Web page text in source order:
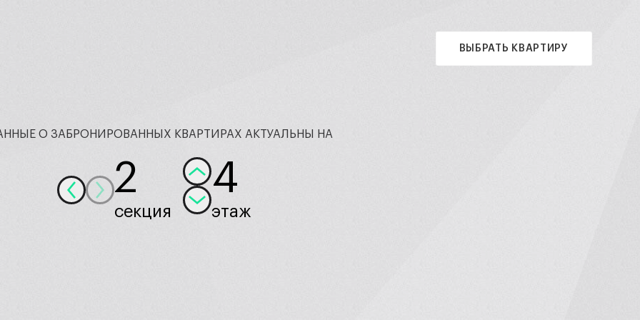
ВЫБРАТЬ КВАРТИРУ
О ЗАБРОНИРОВАННЫХ КВАРТИРАХ АКТУАЛЬНЫ НА
2
секция
4
этаж